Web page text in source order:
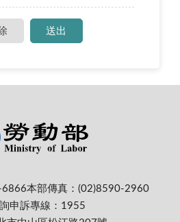
6866本部傳真：(02)8590-2960
申訴專線：1955